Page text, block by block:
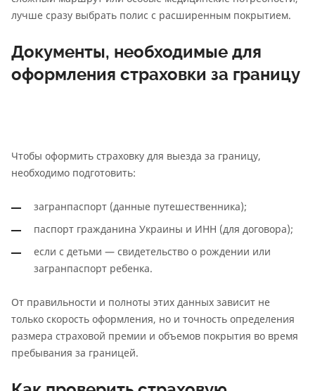
лучше сразу выбрать полис с расширенным покрытием.
Документы, необходимые для
оформления страховки за границу
Чтобы оформить страховку для выезда за границу,
необходимо подготовить:
загранпаспорт (данные путешественника);
паспорт гражданина Украины и ИНН (для договора);
если с детьми — свидетельство о рождении или
загранпаспорт ребенка.
От правильности и полноты этих данных зависит не
только скорость оформления, но и точность определения
размера страховой премии и объемов покрытия во время
пребывания за границей.